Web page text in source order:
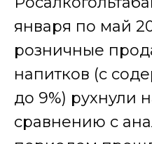
января по май
розничные
напитков (с
до 9%) рухнули
сравнению с